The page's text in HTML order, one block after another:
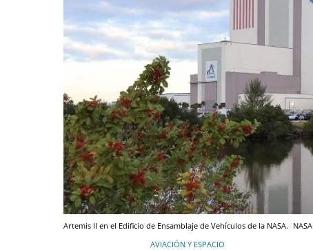
Artemis II en el Edificio de Ensamblaje de Vehículos de la NASA. NASA
AVIACIÓN Y ESPACIO